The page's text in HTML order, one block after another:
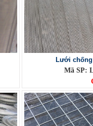
Lưới
Mã SP: